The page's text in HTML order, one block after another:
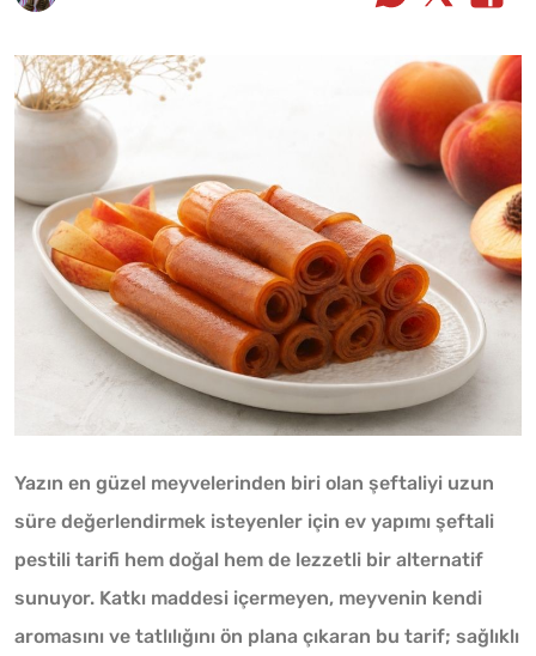
Yazın en güzel meyvelerinden biri olan şeftaliyi uzun
süre değerlendirmek isteyenler için ev yapımı şeftali
pestili tarifi hem doğal hem de lezzetli bir alternatif
sunuyor. Katkı maddesi içermeyen, meyvenin kendi
aromasını ve tatlılığını ön plana çıkaran bu tarif; sağlıklı